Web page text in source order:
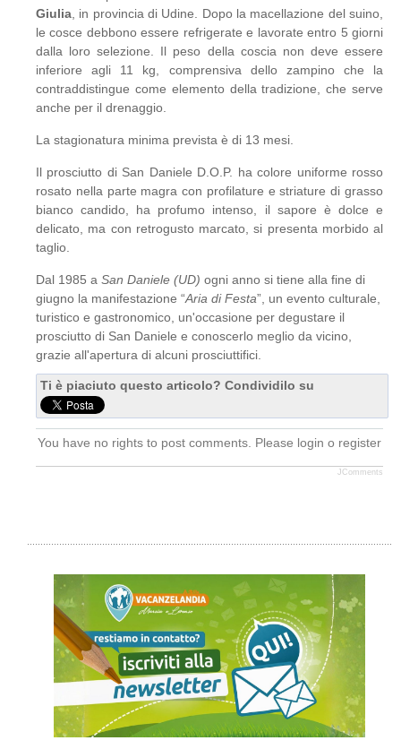
Giulia , in provincia di Udine. Dopo la macellazione del suino,
le cosce debbono essere refrigerate e lavorate entro 5 giorni
dalla loro selezione. Il peso della coscia non deve essere
inferiore agli 11 kg, comprensiva dello zampino che la
contraddistingue come elemento della tradizione, che serve
anche per il drenaggio.
La stagionatura minima prevista è di 13 mesi.
Il prosciutto di San Daniele D.O.P. ha colore uniforme rosso
rosato nella parte magra con profilature e striature di grasso
bianco candido, ha profumo intenso, il sapore è dolce e
delicato, ma con retrogusto marcato, si presenta morbido al
taglio.
Dal 1985 a San Daniele (UD) ogni anno si tiene alla fine di
giugno la manifestazione “Aria di Festa”, un evento culturale,
turistico e gastronomico, un'occasione per degustare il
prosciutto di San Daniele e conoscerlo meglio da vicino,
grazie all'apertura di alcuni prosciuttifici.
Ti è piaciuto questo articolo? Condividilo su
You have no rights to post comments. Please login o register
JComments